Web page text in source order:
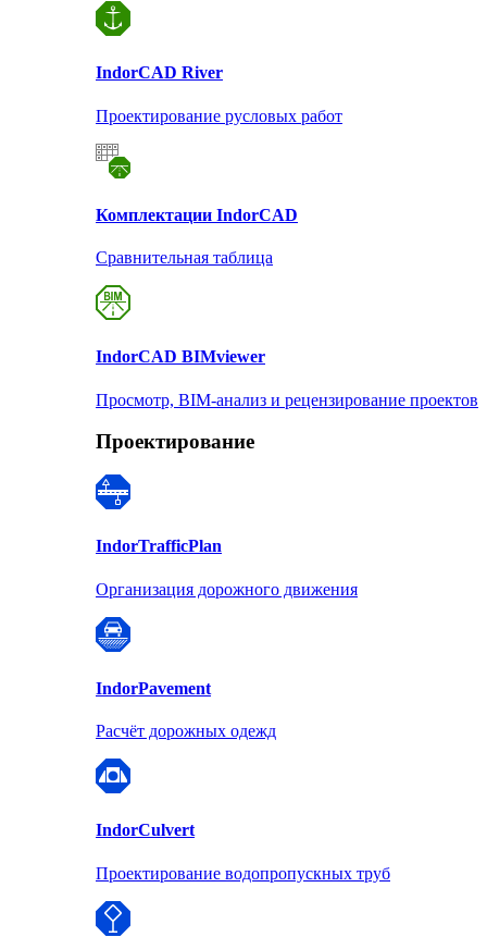
IndorCAD River
Проектирование русловых работ
Комплектации IndorCAD
Сравнительная таблица
IndorCAD BIMviewer
Просмотр, BIM-анализ и рецензирование проектов
Проектирование
IndorTrafficPlan
Организация дорожного движения
IndorPavement
Расчёт дорожных одежд
IndorCulvert
Проектирование водопропускных труб